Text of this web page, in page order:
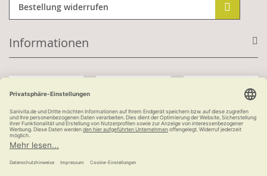
Bestellung widerrufen
Informationen
Kauf auf Rechnung